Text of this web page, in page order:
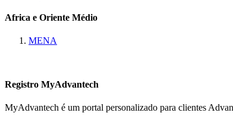
Africa e Oriente Médio
MENA
Registro MyAdvantech
MyAdvantech é um portal personalizado para clientes